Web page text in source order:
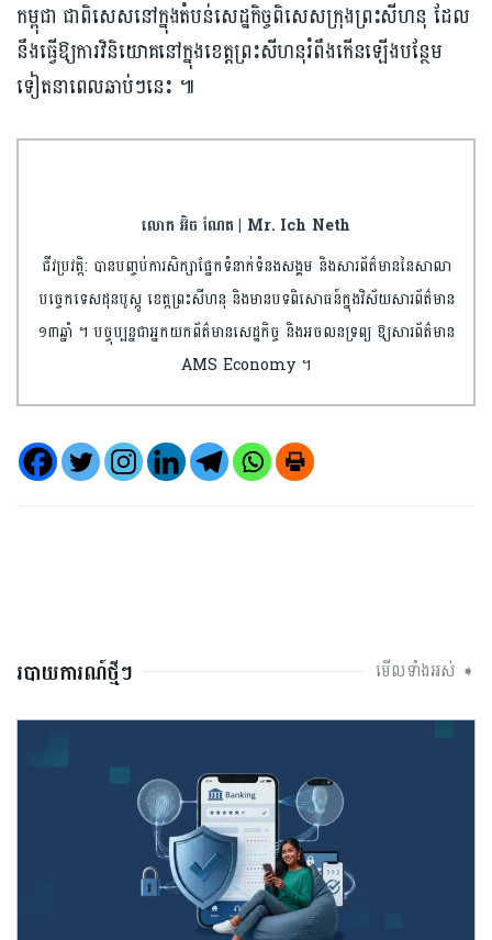
កម្ពុជា ជាពិសេស​នៅក្នុង​តំបន់សេដ្ឋកិច្ចពិសេស​ក្រុង​ព្រះសីហនុ ដែល​
នឹងធ្វើឱ្យ​ការ​វិនិយោគ​នៅក្នុងខេត្តព្រះសីហនុ​រំពឹង​កើនឡើង​បន្ថែម
ទៀត​នាពេលឆាប់ៗនេះ ៕
លោក អ៊ិច ណែត | Mr. Ich Neth
ជីវប្រវត្តិ: បានបញ្ចប់​ការ​សិក្សា​ផ្នែកទំនាក់ទំនង​សង្គម និងសារព័ត៌មាន​​នៃសាលា​
បច្ចេកទេស​ដុន​បូស្កូ ខេត្តព្រះ​សីហនុ និងមានបទពិសោធន៍​ក្នុងវិស័យ​សារព័ត៌មាន​
១៣ឆ្នាំ ។ បច្ចុប្បន្នជា​អ្នកយកព័ត៌មាន​សេដ្ឋកិច្ច និងអចលនទ្រព្យ​ ឱ្យសារព័ត៌មាន
AMS Economy ។​
របាយការណ៍ថ្មីៗ មើលទាំងអស់ ➧